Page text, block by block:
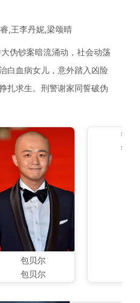
,王李丹妮,梁颂晴
伪钞案暗流涌动，社会动荡
白血病女儿，意外踏入凶险
扎求生。刑警谢家同誓破伪
包贝尔
包贝尔
谭凯
谭凯